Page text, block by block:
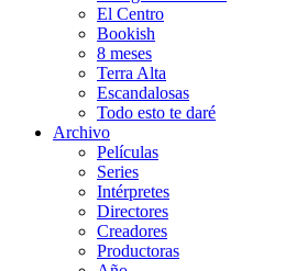
El Centro
Bookish
8 meses
Terra Alta
Escandalosas
Todo esto te daré
Archivo
Películas
Series
Intérpretes
Directores
Creadores
Productoras